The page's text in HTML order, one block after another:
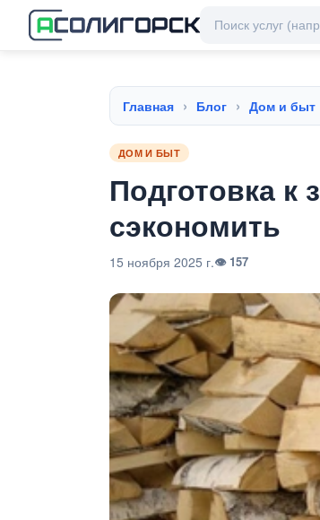
Главная Блог Дом и быт
ДОМ И БЫТ
Подготовка к
сэкономить
15 ноября 2025 г.👁 157